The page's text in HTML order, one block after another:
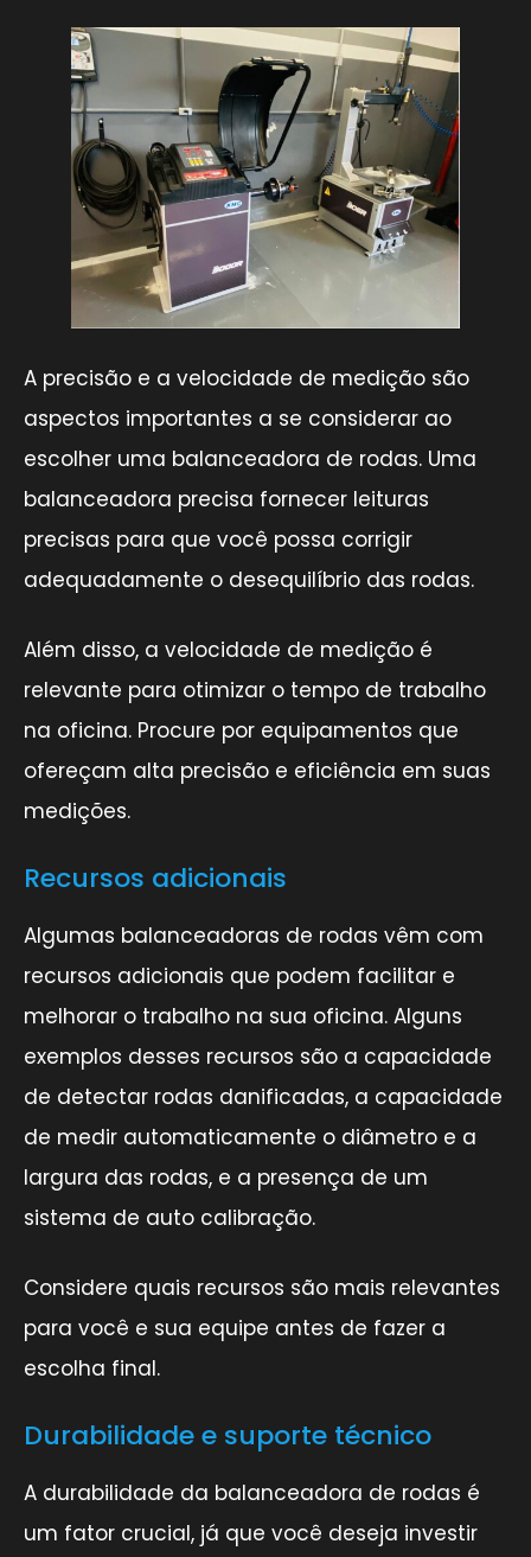
A precisão e a velocidade de medição são
aspectos importantes a se considerar ao
escolher uma balanceadora de rodas. Uma
balanceadora precisa fornecer leituras
precisas para que você possa corrigir
adequadamente o desequilíbrio das rodas.
Além disso, a velocidade de medição é
relevante para otimizar o tempo de trabalho
na oficina. Procure por equipamentos que
ofereçam alta precisão e eficiência em suas
medições.
Recursos adicionais
Algumas balanceadoras de rodas vêm com
recursos adicionais que podem facilitar e
melhorar o trabalho na sua oficina. Alguns
exemplos desses recursos são a capacidade
de detectar rodas danificadas, a capacidade
de medir automaticamente o diâmetro e a
largura das rodas, e a presença de um
sistema de auto calibração.
Considere quais recursos são mais relevantes
para você e sua equipe antes de fazer a
escolha final.
Durabilidade e suporte técnico
A durabilidade da balanceadora de rodas é
um fator crucial, já que você deseja investir